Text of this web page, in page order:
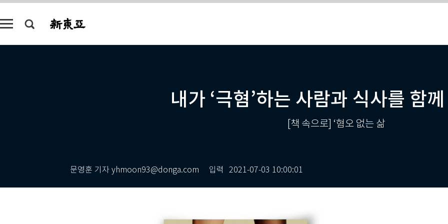
내가 ‘극혐’하는 사람과 식사를 함
[책 속으로] ‘혐오 없는 삶
문영훈 기자 yhmoon93@donga.com 입력 2021-07-03 10:00:01